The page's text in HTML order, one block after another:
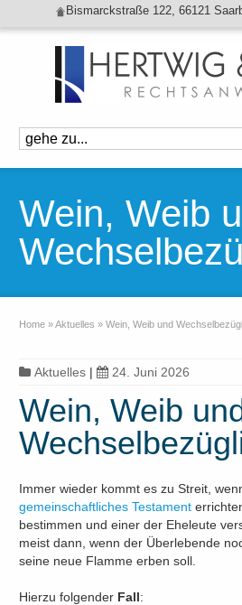
Bismarckstraße 122, 66121
Wein, Weib
Home »Aktuelles » Wein, Weib und
Aktuelles | 24. Juni 2026
Wein, Weib
Immer wieder kommt es zu Streit,
gemeinschaftliches Testament
bestimmen und einer der Eheleute
meist dann, wenn der Überlebende
seine neue Flamme erben soll.
Hierzu folgender Fall: